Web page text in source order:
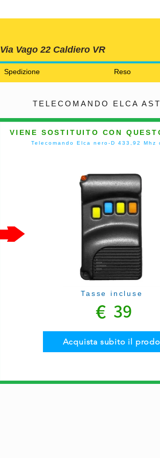
Via Vago 22 Caldiero VR
Reso
Spedizione
TELECOMANDO ELCA
VIENE SOSTITUITO CON
Tasse incluse
Telecomando Elca nero-D 433,92 Mhz
€ 39
Acquista subito il